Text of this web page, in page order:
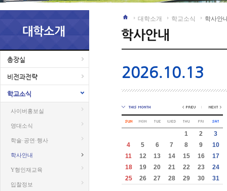
총장실
비전과전략
학교소식
사이버홍보실
영대소식
학술·공연·행사
학사안내
Y형인재교육
입찰정보
대학소개 학교소식 학사안
2026.10.13
1 2
3
4
5 6 7 8 9
10
11
12 13 14 15 16
17
18
19 20 21 22 23
24
25
26 27 28 29 30 31